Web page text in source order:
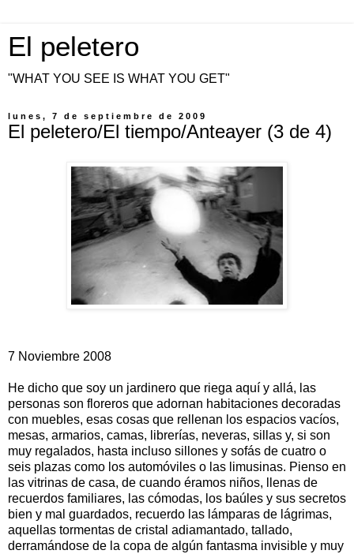
El peletero
"WHAT YOU SEE IS WHAT YOU GET"
lunes, 7 de septiembre de 2009
El peletero/El tiempo/Anteayer (3 de 4)
7 Noviembre 2008
He dicho que soy un jardinero que riega aquí y allá, las
personas son floreros que adornan habitaciones decoradas
con muebles, esas cosas que rellenan los espacios vacíos,
mesas, armarios, camas, librerías, neveras, sillas y, si son
muy regalados, hasta incluso sillones y sofás de cuatro o
seis plazas como los automóviles o las limusinas. Pienso en
las vitrinas de casa, de cuando éramos niños, llenas de
recuerdos familiares, las cómodas, los baúles y sus secretos
bien y mal guardados, recuerdo las lámparas de lágrimas,
aquellas tormentas de cristal adiamantado, tallado,
derramándose de la copa de algún fantasma invisible y muy